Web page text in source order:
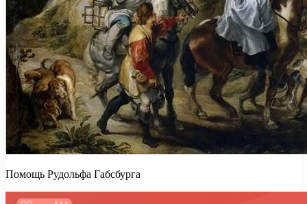
Помощь Рудольфа Габсбурга